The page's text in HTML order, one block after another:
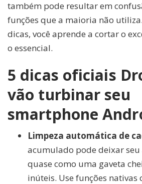
também pode resultar em
funções que a maioria não
dicas, você aprende a cortar o
o essencial.
5 dicas oficiais
vão turbinar seu
smartphone
Limpeza automática de
acumulado pode deixar
quase como uma gaveta
inúteis. Use funções nativas